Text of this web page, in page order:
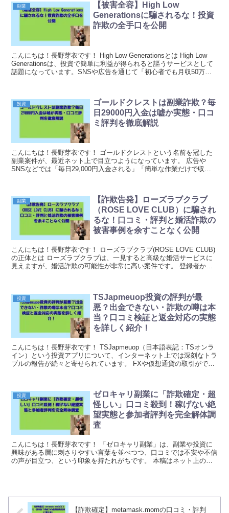
副業
【被害全容】High Low
Generationsに騙されるな！投資
詐欺の全手口を公開
こんにちは！長野芽衣です！ High Low Generationsとは High Low
Generationsは、投資で簡単に利益が得られると謳うサービスとして
話題になっています。SNSや広告を通じて「初心者でも月収50万円
投資
ゴールドクレストは副業詐欺？毎
日29000円入金は嘘か実態・口コ
ミ評判を徹底解説
こんにちは！長野芽衣です！ ゴールドクレストという名前を冠した
副業案件が、最近ネット上で目立つようになっています。 広告や
SNSなどでは「毎日29,000円入金される」「簡単な作業だけで収益
副業
【詐欺告発】ローズラブクラブ
（ROSE LOVE CLUB）に騙され
るな！口コミ・評判と婚活詐欺の
被害事例を余すことなく公開
こんにちは！長野芽衣です！ ローズラブクラブ(ROSE LOVE CLUB)
の正体とは ローズラブクラブは、一見すると高級な婚活サービスに
見えますが、婚活詐欺の可能性が非常に高い案件です。 登録者から
投資
TSJapmeuop投資の評判が最
悪？出金できない・詐欺の噂は本
当？口コミ検証と返金対応の実態
を詳しく紹介！
こんにちは！長野芽衣です！ TSJapmeuop（日本語表記：TSオンラ
イン）という投資アプリについて、インターネット上では深刻なトラ
ブルの報告が続々と寄せられています。 FXや仮想通貨の取引ができ
投資
ゼロキャリ副業に「詐欺確定・超
怪しい」口コミ殺到！稼げない絶
望実態と参加者評判を完全解体調
査
こんにちは！長野芽衣です！ 「ゼロキャリ副業」は、副業や投資に
興味がある層に刺さりやすい言葉を並べつつ、口コミでは不安や不信
の声が目立つ、という印象を持たれがちです。 本稿はネット上の評
【詐欺確定】metamask.momの口コミ・評判